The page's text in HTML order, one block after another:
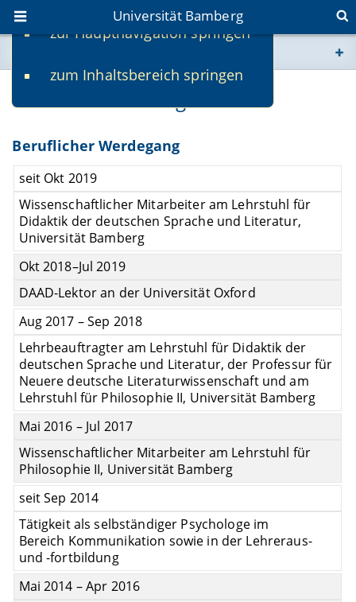
zur Hauptnavigation springen
zum Inhaltsbereich springen
Universität Bamberg
www.uni-bamberg.de
fis.uni-bamberg.de
Konstantinos Mangos
Beruflicher Werdegang
seit Okt 2019
Wissenschaftlicher Mitarbeiter am Lehrstuhl für
Didaktik der deutschen Sprache und Literatur,
Universität Bamberg
Okt 2018–Jul 2019
DAAD-Lektor an der Universität Oxford
Aug 2017 – Sep 2018
Lehrbeauftragter am Lehrstuhl für Didaktik der
deutschen Sprache und Literatur, der Professur für
Neuere deutsche Literaturwissenschaft und am
Lehrstuhl für Philosophie II, Universität Bamberg
Mai 2016 – Jul 2017
Wissenschaftlicher Mitarbeiter am Lehrstuhl für
Philosophie II, Universität Bamberg
seit Sep 2014
Tätigkeit als selbständiger Psychologe im
Bereich Kommunikation sowie in der Lehreraus-
und -fortbildung
Mai 2014 – Apr 2016